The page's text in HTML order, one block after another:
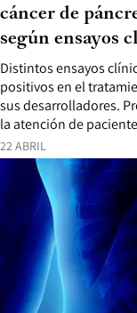
22 ABRIL
Distintos ensayos
positivos en el
sus desarrolladores.
la atención de
cáncer de
según ensayos